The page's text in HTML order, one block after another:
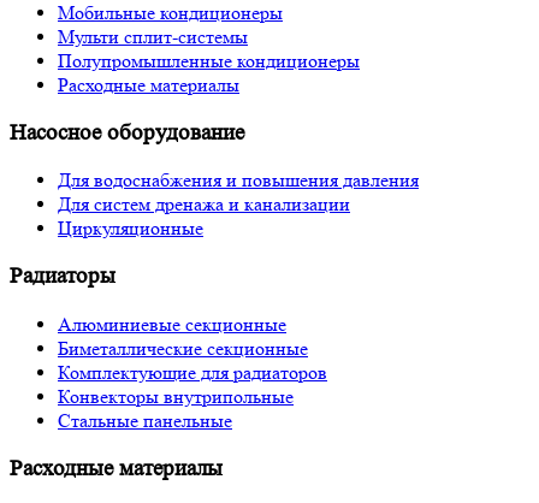
Мобильные кондиционеры
Мульти сплит-системы
Полупромышленные кондиционеры
Расходные материалы
Насосное оборудование
Для водоснабжения и повышения давления
Для систем дренажа и канализации
Циркуляционные
Радиаторы
Алюминиевые секционные
Биметаллические секционные
Комплектующие для радиаторов
Конвекторы внутрипольные
Стальные панельные
Расходные материалы